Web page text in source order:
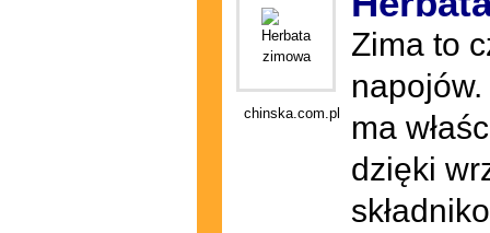
chinska.com.pl
Zima to
ma
dzięki